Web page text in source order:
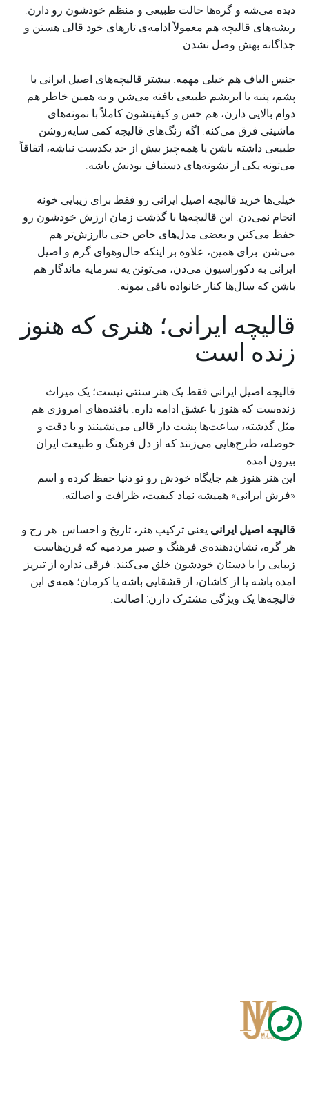
دیده می‌شه و گره‌ها حالت طبیعی و منظم خودشون رو دارن.
ریشه‌های قالیچه هم معمولاً ادامه‌ی تارهای خود قالی هستن و
جداگانه بهش وصل نشدن.
جنس الیاف هم خیلی مهمه. بیشتر قالیچه‌های اصیل ایرانی با
پشم، پنبه یا ابریشم طبیعی بافته می‌شن و به همین خاطر هم
دوام بالایی دارن، هم حس و کیفیتشون کاملاً با نمونه‌های
ماشینی فرق می‌کنه. اگه رنگ‌های قالیچه کمی سایه‌روشن
طبیعی داشته باشن یا همه‌چیز بیش از حد یکدست نباشه، اتفاقاً
می‌تونه یکی از نشونه‌های دستباف بودنش باشه.
خیلی‌ها خرید قالیچه اصیل ایرانی رو فقط برای زیبایی خونه
انجام نمی‌دن. این قالیچه‌ها با گذشت زمان ارزش خودشون رو
حفظ می‌کنن و بعضی مدل‌های خاص حتی باارزش‌تر هم
می‌شن. برای همین، علاوه بر اینکه حال‌وهوای گرم و اصیل
ایرانی به دکوراسیون می‌دن، می‌تونن یه سرمایه ماندگار هم
باشن که سال‌ها کنار خانواده باقی بمونه.
قالیچه ایرانی؛ هنری که هنوز
زنده است
قالیچه اصیل ایرانی فقط یک هنر سنتی نیست؛ یک میراث
زنده‌ست که هنوز با عشق ادامه داره. بافنده‌های امروزی هم
مثل گذشته، ساعت‌ها پشت دار قالی می‌نشینند و با دقت و
حوصله، طرح‌هایی می‌زنند که از دل فرهنگ و طبیعت ایران
بیرون امده.
این هنر هنوز هم جایگاه خودش رو تو دنیا حفظ کرده و اسم
«فرش ایرانی» همیشه نماد کیفیت، ظرافت و اصالته.
قالیچه اصیل ایرانی یعنی ترکیب هنر، تاریخ و احساس. هر رج و
هر گره، نشان‌دهنده‌ی فرهنگ و صبر مردمیه که قرن‌هاست
زیبایی را با دستان خودشون خلق می‌کنند. فرقی نداره از تبریز
امده باشه یا از کاشان، از قشقایی باشه یا کرمان؛ همه‌ی این
قالیچه‌ها یک ویژگی مشترک دارن: اصالت.